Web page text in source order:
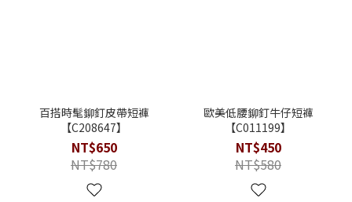
百搭時髦鉚釘皮帶短褲
【C208647】
NT$650
NT$780
歐美低腰鉚釘牛仔短褲
【C011199】
NT$450
NT$580